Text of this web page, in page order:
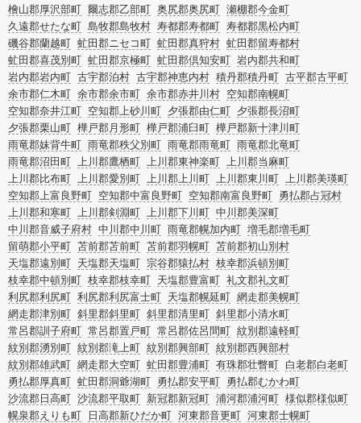
檜山郡厚沢部町 爾志郡乙部町 奥尻郡奥尻町 瀬棚郡今金町
久遠郡せたな町 島牧郡島牧村 寿都郡寿都町 寿都郡黒松内町
磯谷郡蘭越町 虻田郡ニセコ町 虻田郡真狩村 虻田郡留寿都村
虻田郡喜茂別町 虻田郡京極町 虻田郡倶知安町 岩内郡共和町
岩内郡岩内町 古宇郡泊村 古宇郡神恵内村 積丹郡積丹町 古平郡古平町
余市郡仁木町 余市郡余市町 余市郡赤井川村 空知郡南幌町
空知郡奈井江町 空知郡上砂川町 夕張郡由仁町 夕張郡長沼町
夕張郡栗山町 樺戸郡月形町 樺戸郡浦臼町 樺戸郡新十津川町
雨竜郡妹背牛町 雨竜郡秩父別町 雨竜郡雨竜町 雨竜郡北竜町
雨竜郡沼田町 上川郡鷹栖町 上川郡東神楽町 上川郡当麻町
上川郡比布町 上川郡愛別町 上川郡上川町 上川郡東川町 上川郡美瑛町
空知郡上富良野町 空知郡中富良野町 空知郡南富良野町 勇払郡占冠村
上川郡和寒町 上川郡剣淵町 上川郡下川町 中川郡美深町
中川郡音威子府村 中川郡中川町 雨竜郡幌加内町 増毛郡増毛町
留萌郡小平町 苫前郡苫前町 苫前郡羽幌町 苫前郡初山別村
天塩郡遠別町 天塩郡天塩町 宗谷郡猿払村 枝幸郡浜頓別町
枝幸郡中頓別町 枝幸郡枝幸町 天塩郡豊富町 礼文郡礼文町
利尻郡利尻町 利尻郡利尻富士町 天塩郡幌延町 網走郡美幌町
網走郡津別町 斜里郡斜里町 斜里郡清里町 斜里郡小清水町
常呂郡訓子府町 常呂郡置戸町 常呂郡佐呂間町 紋別郡遠軽町
紋別郡湧別町 紋別郡滝上町 紋別郡興部町 紋別郡西興部村
紋別郡雄武町 網走郡大空町 虻田郡豊浦町 有珠郡壮瞥町 白老郡白老町
勇払郡厚真町 虻田郡洞爺湖町 勇払郡安平町 勇払郡むかわ町
沙流郡日高町 沙流郡平取町 新冠郡新冠町 浦河郡浦河町 様似郡様似町
幌泉郡えりも町
日高郡新ひだか町 河東郡音更町 河東郡士幌町